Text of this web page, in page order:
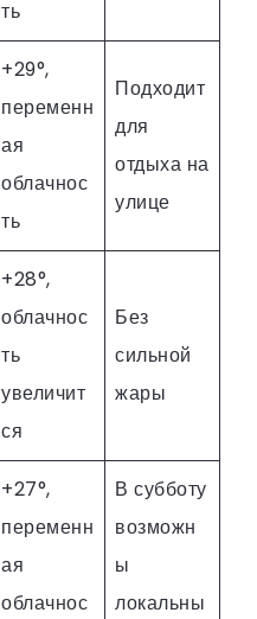
ть
+29°,
переменн
ая
облачнос
ть
Подходит
для
отдыха на
улице
+28°,
облачнос
ть
увеличит
ся
Без
сильной
жары
+27°,
переменн
ая
облачнос
В субботу
возможн
ы
локальны